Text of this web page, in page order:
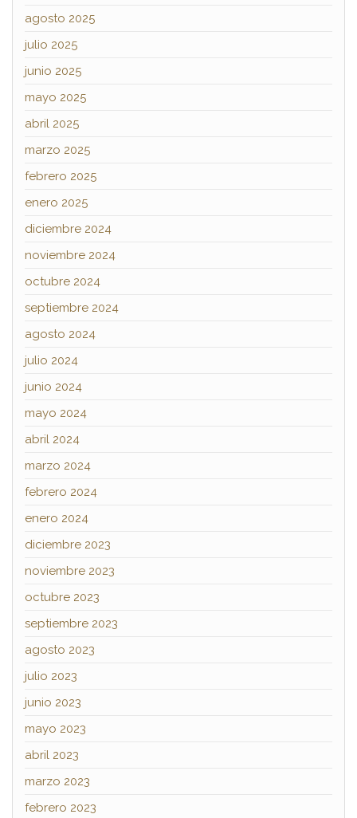
agosto 2025
julio 2025
junio 2025
mayo 2025
abril 2025
marzo 2025
febrero 2025
enero 2025
diciembre 2024
noviembre 2024
octubre 2024
septiembre 2024
agosto 2024
julio 2024
junio 2024
mayo 2024
abril 2024
marzo 2024
febrero 2024
enero 2024
diciembre 2023
noviembre 2023
octubre 2023
septiembre 2023
agosto 2023
julio 2023
junio 2023
mayo 2023
abril 2023
marzo 2023
febrero 2023